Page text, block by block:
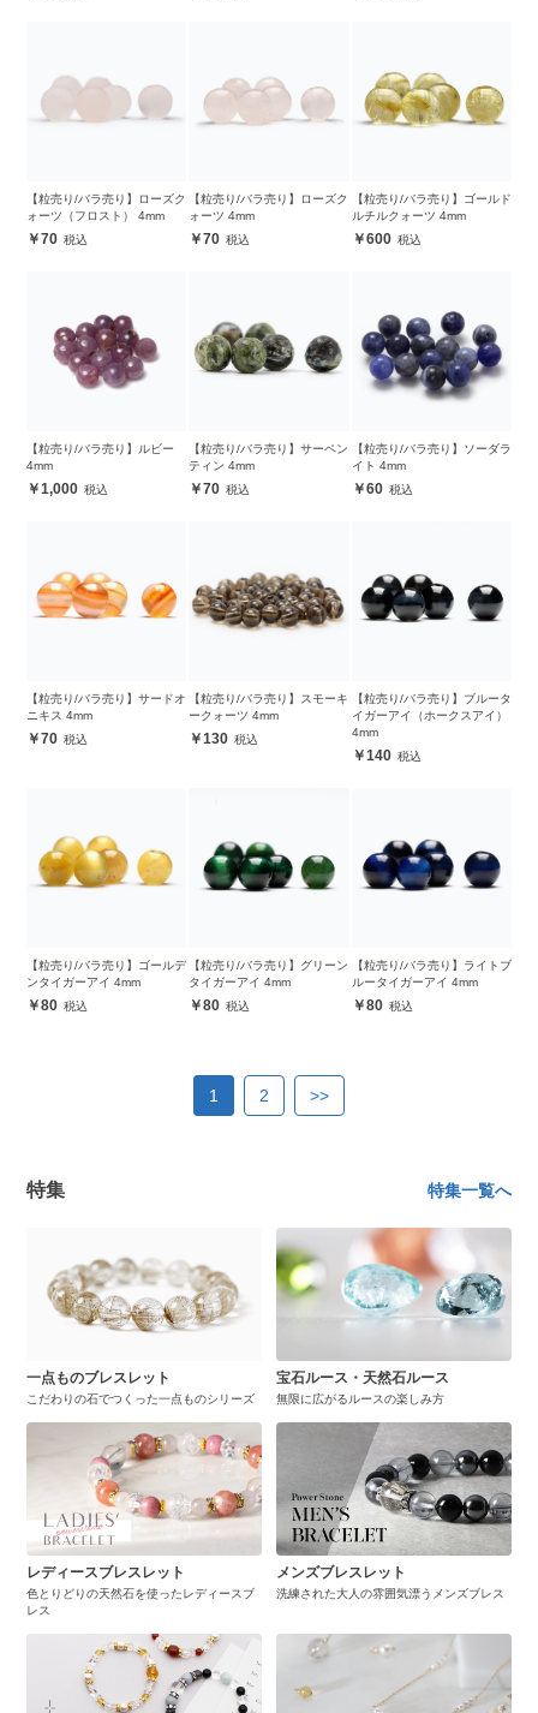
【粒売り/バラ売り】ローズク
ォーツ（フロスト） 4mm
70
【粒売り/バラ売り】ローズク
ォーツ 4mm
70
【粒売り/バラ売り】ゴールド
ルチルクォーツ 4mm
600
【粒売り/バラ売り】ルビー
4mm
1,000
【粒売り/バラ売り】サーペン
ティン 4mm
70
【粒売り/バラ売り】ソーダラ
イト 4mm
60
【粒売り/バラ売り】サードオ
ニキス 4mm
70
【粒売り/バラ売り】スモーキ
ークォーツ 4mm
130
【粒売り/バラ売り】ブルータ
イガーアイ（ホークスアイ）
4mm
140
【粒売り/バラ売り】ゴールデ
ンタイガーアイ 4mm
80
【粒売り/バラ売り】グリーン
タイガーアイ 4mm
80
【粒売り/バラ売り】ライトブ
ルータイガーアイ 4mm
80
1 2 >>
特集 特集一覧へ
一点ものブレスレット
こだわりの石でつくった一点ものシリーズ
宝石ルース・天然石ルース
無限に広がるルースの楽しみ方
レディースブレスレット
色とりどりの天然石を使ったレディースブ
レス
メンズブレスレット
洗練された大人の雰囲気漂うメンズブレス